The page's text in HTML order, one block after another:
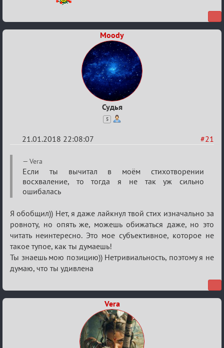
Moody
Судья
5
#21
21.01.2018 22:08:07
Re:
Мафский
Стихоплёт
(обсуждение)
Vera
Если ты вычитал в моём стихотворении
восхваление, то тогда я не так уж сильно
ошибалась
Я обобщил)) Нет, я даже лайкнул твой стих изначально за
ровноту, но опять же, можешь обижаться даже, но это
читать неинтересно. Это мое субъективное, которое не
такое тупое, как ты думаешь!
Ты знаешь мою позицию)) Нетривиальность, поэтому я не
думаю, что ты удивлена
Vera